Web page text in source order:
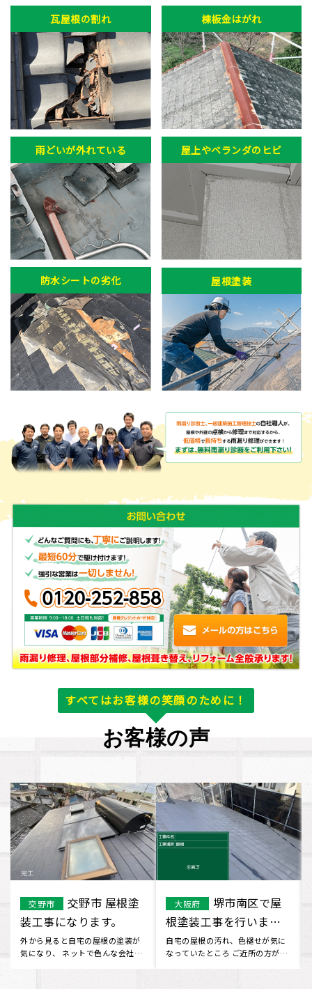
瓦屋根の割れ 棟板金はがれ
雨どいが外れている 屋上やベランダのヒビ
防水シートの劣化 屋根塗装
すべてはお客様の笑顔のために！
お客様の声
京都府
長岡京市で屋
根重ね葺き工事を行い
ました。
屋根の変色や劣化が気になってネ
ットで調べてみると イーロックホ
宝塚市
宝塚市で屋根
重ね葺き工事を行いま
した。
家の屋根の状態が気になったた
め、ネットでイーロックホームさ